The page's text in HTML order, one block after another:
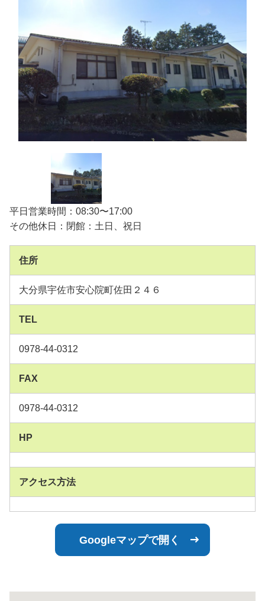
平日営業時間：08:30〜17:00
その他休日：閉館：土日、祝日
住所
大分県宇佐市安心院町佐田２４６
TEL
0978-44-0312
FAX
0978-44-0312
HP
アクセス方法
Googleマップで開く